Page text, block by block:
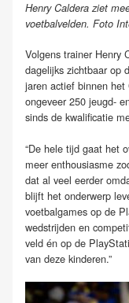
Henry Caldera ziet
voetbalvelden. Foto
Volgens trainer Henry
dagelijks zichtbaar op
jaren actief binnen
ongeveer 250 jeugd-
sinds de kwalificatie
“De hele tijd gaat het
meer enthousiasme
dat al veel eerder
blijft het onderwerp
voetbalgames op de
wedstrijden en
veld én op de
van deze kinderen.”